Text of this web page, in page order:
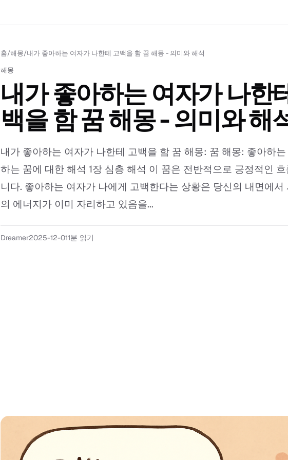
홈/해몽/내가 좋아하는 여자가 나한테 고백을 함 꿈 해몽 - 의미와 해석
해몽
내가 좋아하는 여자가 나한
백을 함 꿈 해몽 - 의미와 해
내가 좋아하는 여자가 나한테 고백을 함 꿈 해몽: 꿈 해몽: 좋아하
하는 꿈에 대한 해석 1장 심층 해석 이 꿈은 전반적으로 긍정적인
니다. 좋아하는 여자가 나에게 고백한다는 상황은 당신의 내면에서
의 에너지가 이미 자리하고 있음을...
Dreamer2025-12-011분 읽기